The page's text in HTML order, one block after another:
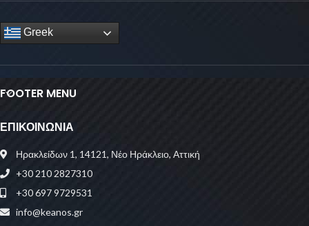
Greek
FOOTER MENU
ΕΠΙΚΟΙΝΩΝΙΑ
Ηρακλείδων 1, 14121, Νέο Ηράκλειο, Αττική
+30 210 2827310
+30 697 9729531
info@keanos.gr